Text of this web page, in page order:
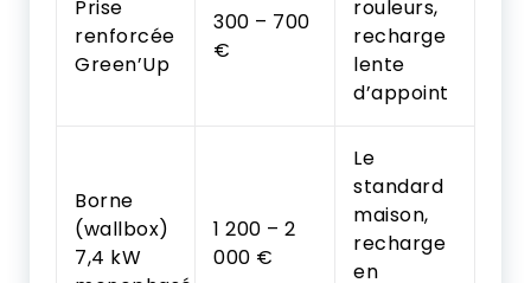
Prise
renforcée
Green’Up
300 – 700
€
rouleurs,
recharge
lente
d’appoint
Borne
(wallbox)
7,4 kW
1 200 – 2
000 €
Le
standard
maison,
recharge
en